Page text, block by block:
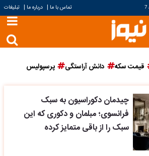
7 تماس با ما | درباره ما | تبلیغات
قیمت سکه دانش آراستگی پرسپولیس
چیدمان دکوراسیون به سبک
فرانسوی؛ مبلمان و دکوری که این
سبک را از باقی متمایز کرده